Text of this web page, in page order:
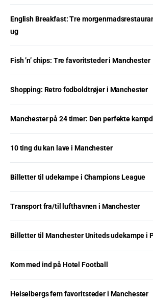
English Breakfast: Tre
ug
Fish ’n’ chips: Tre favoritsteder i Manchester
Shopping: Retro fodboldtrøjer i Manchester
Manchester på 24 timer: Den perfekte
10 ting du kan lave i Manchester
Billetter til udekampe i Champions League
Transport fra/til lufthavnen i Manchester
Billetter til Manchester Uniteds udekampe i
Kom med ind på Hotel Football
Heiselbergs fem favoritsteder i Manchester